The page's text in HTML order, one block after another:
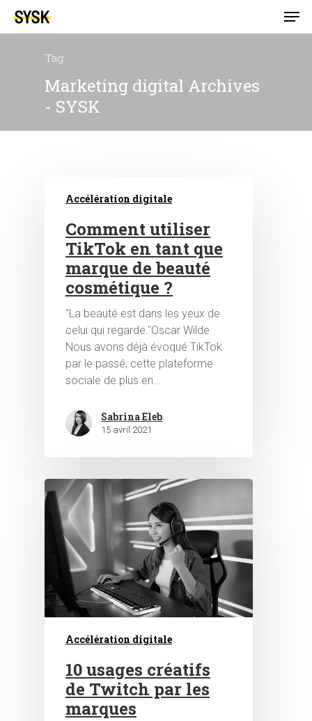
Tag
Marketing digital Archives
- SYSK
Accélération digitale
Comment utiliser
TikTok en tant que
marque de beauté
cosmétique ?
"La beauté est dans les yeux de
celui qui regarde."Oscar Wilde
Nous avons déjà évoqué TikTok
par le passé, cette plateforme
sociale de plus en…
Sabrina Eleb
15 avril 2021
Accélération digitale
10 usages créatifs
de Twitch par les
marques